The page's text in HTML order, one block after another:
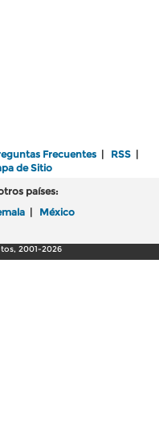
Frecuentes | RSS |
de Sitio
países:
| México
2001-2026